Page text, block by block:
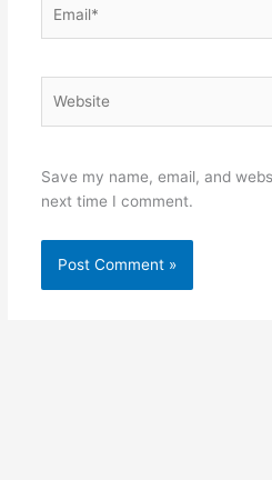
Save my name, email, and
next time I comment.